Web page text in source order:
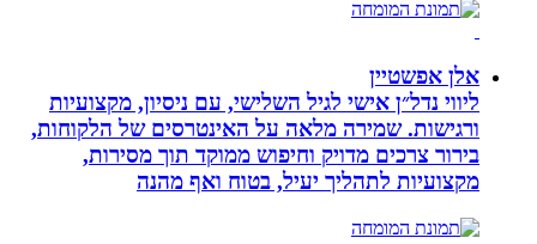
אלן אפשטיין
ליווי נדל״ן אישי לגיל השלישי, עם ניסיון, מקצועיות
ורגישות. שמירה מלאה על האינטרסים של הלקוחות,
בירור צרכים מדויק וחיפוש ממוקד תוך מסירות,
מקצועיות לתהליך יעיל, בטוח ואף מהנה